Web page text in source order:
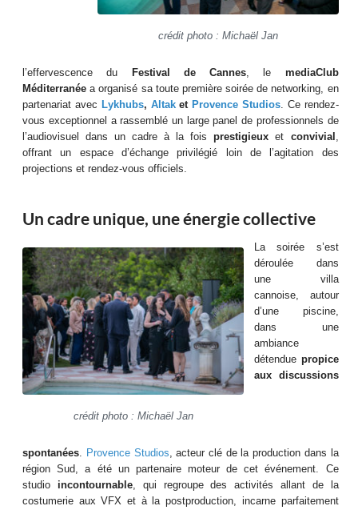
crédit photo : Michaël Jan
l’effervescence du Festival de Cannes , le mediaClub
Méditerranée a organisé sa toute première soirée de networking, en
partenariat avec Lykhubs, AltaketProvence Studios. Ce rendez-
vous exceptionnel a rassemblé un large panel de professionnels de
l’audiovisuel dans un cadre à la foisprestigieux et convivial
offrant un espace d’échange privilégié loin de l’agitation des
projections et rendez-vous officiels.
Un cadre unique, une énergie collective
crédit photo : Michaël Jan
La soirée s’est
déroulée dans
une villa
cannoise, autour
d’une piscine,
dans une
ambiance
détendue propice
aux discussions
spontanées. Provence Studios, acteur clé de la production dans la
région Sud, a été un partenaire moteur de cet événement. Ce
studio incontournable, qui regroupe des activités allant de la
costumerie aux VFX et à la postproduction, incarne parfaitement